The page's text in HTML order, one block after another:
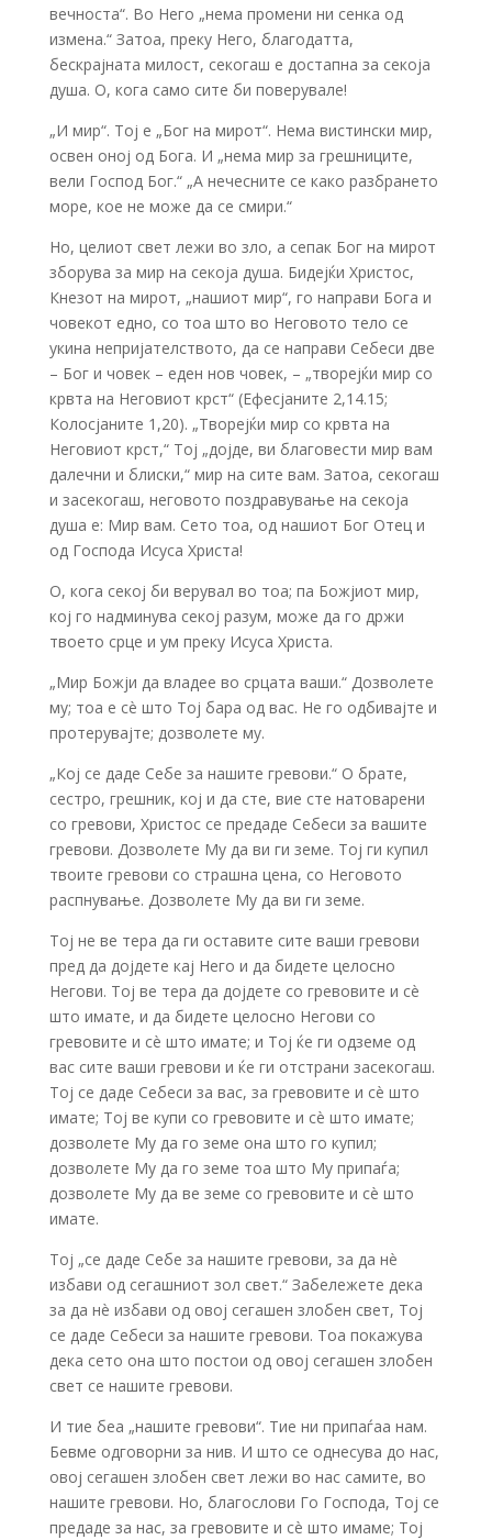
вечноста“. Во Него „нема промени ни сенка од
измена.“ Затоа, преку Него, благодатта,
бескрајната милост, секогаш е достапна за секоја
душа. О, кога само сите би поверувале!
„И мир“. Тој е „Бог на мирот“. Нема вистински мир,
освен оној од Бога. И „нема мир за грешниците,
вели Господ Бог.“ „А нечесните се како разбрането
море, кое не може да се смири.“
Но, целиот свет лежи во зло, а сепак Бог на мирот
зборува за мир на секоја душа. Бидејќи Христос,
Кнезот на мирот, „нашиот мир“, го направи Бога и
човекот едно, со тоа што во Неговото тело се
укина непријателството, да се направи Себеси две
– Бог и човек – еден нов човек, – „творејќи мир со
крвта на Неговиот крст“ (Ефесјаните 2,14.15;
Колосјаните 1,20). „Творејќи мир со крвта на
Неговиот крст,“ Тој „дојде, ви благовести мир вам
далечни и блиски,“ мир на сите вам. Затоа, секогаш
и засекогаш, неговото поздравување на секоја
душа е: Мир вам. Сето тоа, од нашиот Бог Отец и
од Господа Исуса Христа!
О, кога секој би верувал во тоа; па Божјиот мир,
кој го надминува секој разум, може да го држи
твоето срце и ум преку Исуса Христа.
„Мир Божји да владее во срцата ваши.“ Дозволете
му; тоа е сè што Тој бара од вас. Не го одбивајте и
протерувајте; дозволете му.
„Кој се даде Себе за нашите гревови.“ О брате,
сестро, грешник, кој и да сте, вие сте натоварени
со гревови, Христос се предаде Себеси за вашите
гревови. Дозволете Му да ви ги земе. Тој ги купил
твоите гревови со страшна цена, со Неговото
распнување. Дозволете Му да ви ги земе.
Тој не ве тера да ги оставите сите ваши гревови
пред да дојдете кај Него и да бидете целосно
Негови. Тој ве тера да дојдете со гревовите и сè
што имате, и да бидете целосно Негови со
гревовите и сè што имате; и Тој ќе ги одземе од
вас сите ваши гревови и ќе ги отстрани засекогаш.
Тој се даде Себеси за вас, за гревовите и сè што
имате; Тој ве купи со гревовите и сè што имате;
дозволете Му да го земе она што го купил;
дозволете Му да го земе тоа што Му припаѓа;
дозволете Му да ве земе со гревовите и сè што
имате.
Тој „се даде Себе за нашите гревови, за да нè
избави од сегашниот зол свет.“ Забележете дека
за да нè избави од овој сегашен злобен свет, Тој
се даде Себеси за нашите гревови. Тоа покажува
дека сето она што постои од овој сегашен злобен
свет се нашите гревови.
И тие беа „нашите гревови“. Тие ни припаѓаа нам.
Бевме одговорни за нив. И што се однесува до нас,
овој сегашен злобен свет лежи во нас самите, во
нашите гревови. Но, благослови Го Господа, Тој се
предаде за нас, за гревовите и сè што имаме; Тој